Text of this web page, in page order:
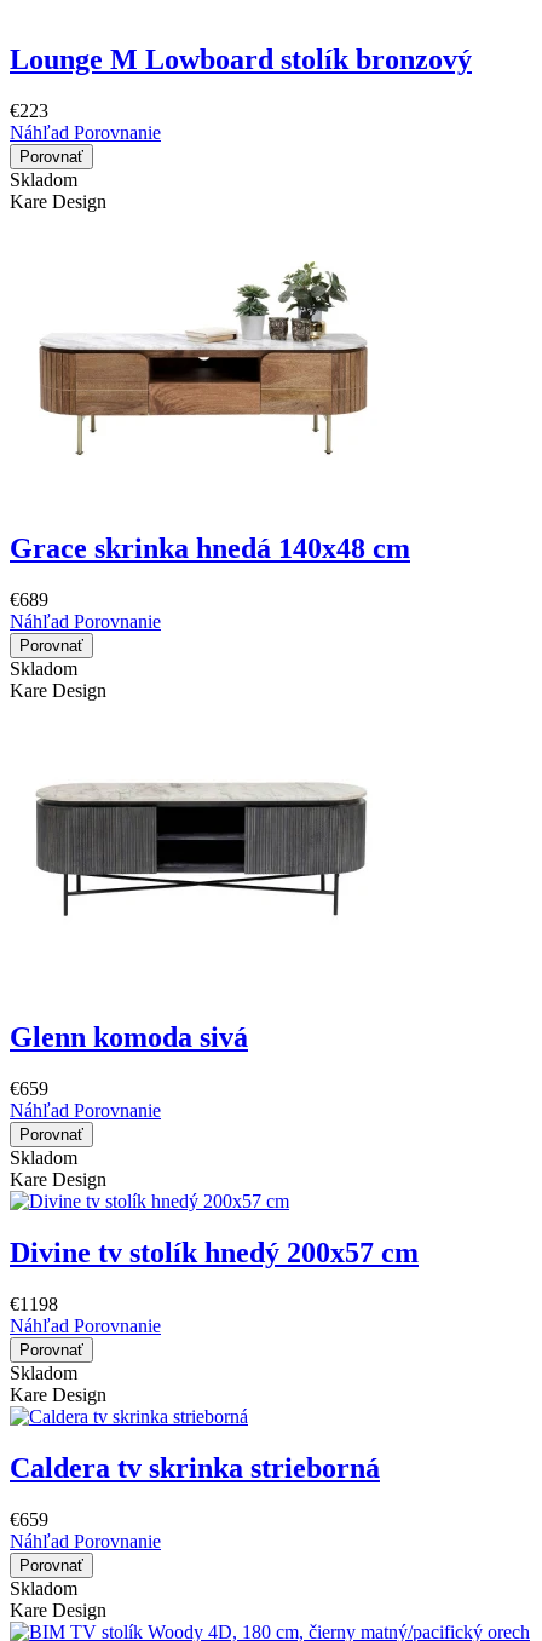
Lounge M Lowboard stolík bronzový
€223
Náhľad Porovnanie
Porovnať
Skladom
Kare Design
Grace skrinka hnedá 140x48 cm
€689
Náhľad Porovnanie
Porovnať
Skladom
Kare Design
Glenn komoda sivá
€659
Náhľad Porovnanie
Porovnať
Skladom
Kare Design
Divine tv stolík hnedý 200x57 cm
€1198
Náhľad Porovnanie
Porovnať
Skladom
Kare Design
Caldera tv skrinka strieborná
€659
Náhľad Porovnanie
Porovnať
Skladom
Kare Design